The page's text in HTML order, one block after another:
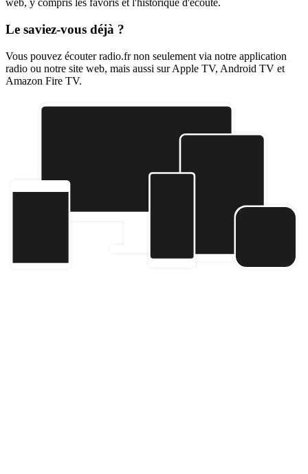
web, y compris les favoris et l'historique d'écoute.
Le saviez-vous déjà ?
Vous pouvez écouter radio.fr non seulement via notre application
radio ou notre site web, mais aussi sur Apple TV, Android TV et
Amazon Fire TV.